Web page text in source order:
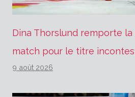
Dina Thorslund remporte
match pour le titre
9 août 2026